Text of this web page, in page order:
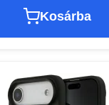
Kosárba